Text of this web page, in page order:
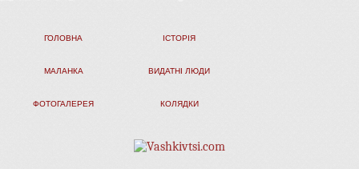
ГОЛОВНА ІСТОРІЯ
МАЛАНКА ВИДАТНІ ЛЮДИ
ФОТОГАЛЕРЕЯ КОЛЯДКИ